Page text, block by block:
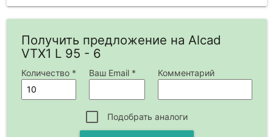
Получить предложение на Alcad
VTX1 L 95 - 6
Количество * Ваш Email * Комментарий
Подобрать аналоги